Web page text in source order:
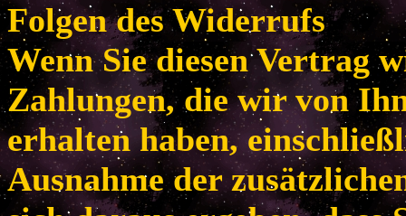
Folgen des Widerrufs
Wenn Sie diesen Vertrag
Zahlungen, die wir von
erhalten haben,
Ausnahme der